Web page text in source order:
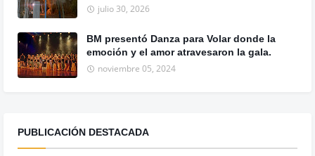
julio 30, 2026
BM presentó Danza para Volar donde la
emoción y el amor atravesaron la gala.
noviembre 05, 2024
PUBLICACIÓN DESTACADA